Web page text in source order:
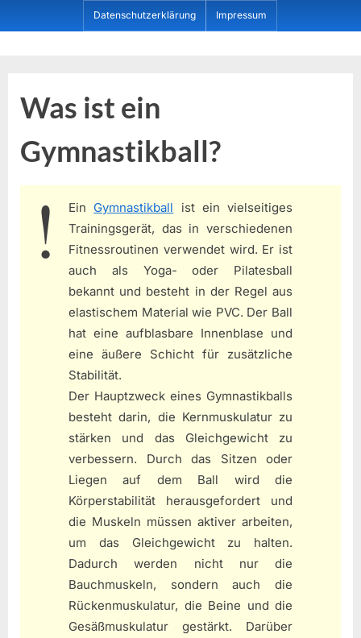
to
Datenschutzerklärung Impressum
Was ist ein
Gymnastikball?
Ein Gymnastikball ist ein vielseitiges
Trainingsgerät, das in verschiedenen
Fitnessroutinen verwendet wird. Er ist
auch als Yoga- oder Pilatesball
bekannt und besteht in der Regel aus
elastischem Material wie PVC. Der Ball
hat eine aufblasbare Innenblase und
eine äußere Schicht für zusätzliche
Stabilität.
Der Hauptzweck eines Gymnastikballs
besteht darin, die Kernmuskulatur zu
stärken und das Gleichgewicht zu
verbessern. Durch das Sitzen oder
Liegen auf dem Ball wird die
Körperstabilität herausgefordert und
die Muskeln müssen aktiver arbeiten,
um das Gleichgewicht zu halten.
Dadurch werden nicht nur die
Bauchmuskeln, sondern auch die
Rückenmuskulatur, die Beine und die
Gesäßmuskulatur gestärkt. Darüber